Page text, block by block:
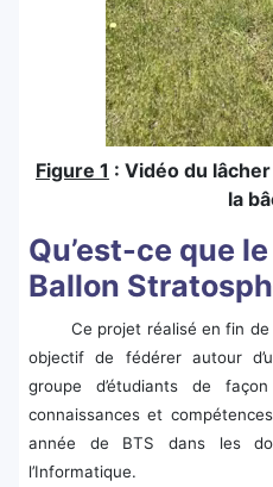
Figure 1 : Vidéo du
la
Qu’est-ce que
Ballon
Ce projet réalisé en fin de
objectif de fédérer autour
groupe d’étudiants de
connaissances et
année de BTS dans les
l’Informatique.